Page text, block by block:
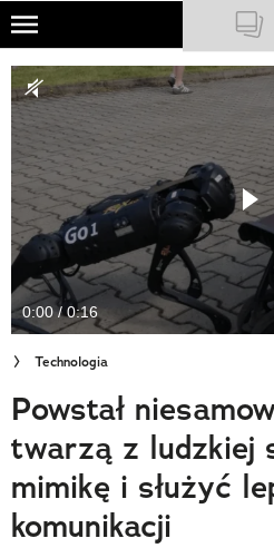
Skip
main
content
NATIONAL GEOGRAPHIC
TRAVELER
PODCASTY
Sklep
Newsletter
Cuda Polski
Wielki Konkurs Fotograficzny
Trendbook Podróżniczy
Polecane
0:00 / 0:16
Technologia
Powstał
twarzą z ludzkiej
mimikę i służyć
komunikacji